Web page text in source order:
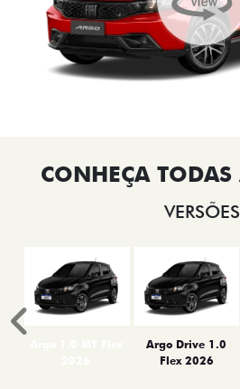
VERSÕES
Argo Drive 1.0
Flex 2026
Anterior